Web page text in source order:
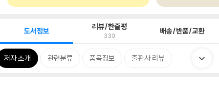
도서정보 리뷰/한줄평
330 배송/반품/교환
저자 소개 관련분류 품목정보 출판사 리뷰